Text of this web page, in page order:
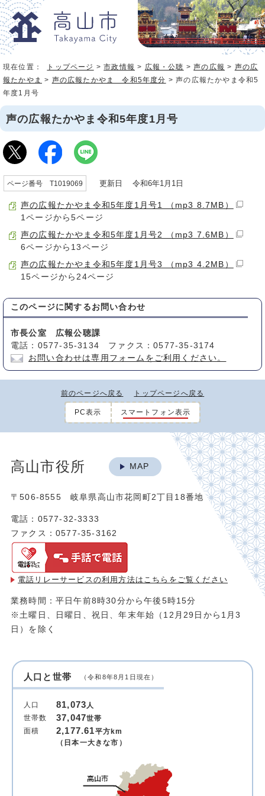
現在位置： トップページ >市政情報 > 広報・公聴 >声の広報 > 声の広
報たかやま > 声の広報たかやま 令和5年度分 > 声の広報たかやま令和5
年度1月号
声の広報たかやま令和5年度1月号
ページ番号 T1019069 更新日 令和6年1月1日
声の広報たかやま令和5年度1月号1 （mp3 8.7MB）
1ページから5ページ
声の広報たかやま令和5年度1月号2 （mp3 7.6MB）
6ページから13ページ
声の広報たかやま令和5年度1月号3 （mp3 4.2MB）
15ページから24ページ
このページに関する お問い合わせ
市長公室 広報公聴課
電話：0577-35-3134 ファクス：0577-35-3174
お問い合わせは専用フォームをご利用ください。
前のページへ戻る トップページへ戻る
PC表示 スマートフォン表示
高山市役所 MAP
〒506-8555 岐阜県高山市花岡町2丁目18番地
電話：0577-32-3333
ファクス：0577-35-3162
電話リレーサービスの利用方法は こちらをご覧ください
業務時間：平日午前8時30分から午後5時15分
※土曜日、日曜日、祝日、年末年始（12月29日から1月3
日）を除く
人口と世帯 （令和8年8月1日現在）
人口 81,073人
世帯数
37,047世帯
面積
2,177.61平方km
（日本一大きな市）